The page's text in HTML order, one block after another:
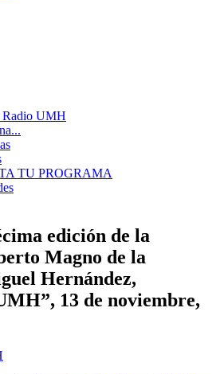
Radio UMH
TU PROGRAMA
edición de la
Magno de la
Hernández,
13 de noviembre,